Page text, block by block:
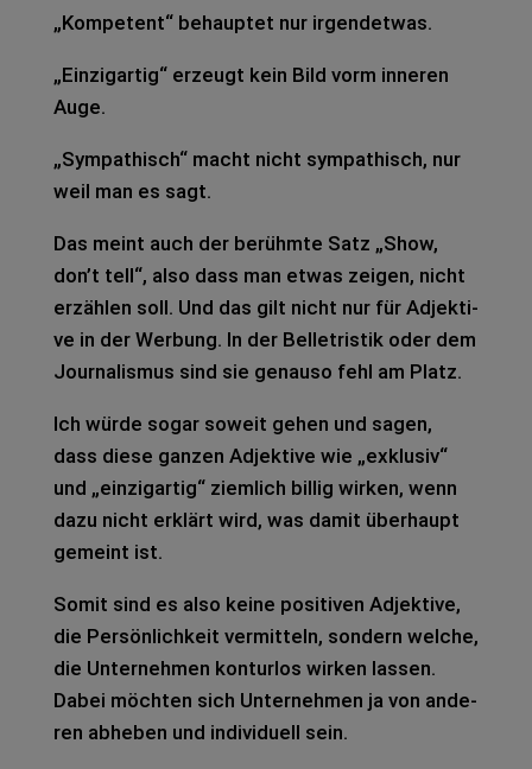
„Kom­pe­tent“ behaup­tet nur irgend­et­was.
„Ein­zig­ar­tig“ erzeugt kein Bild vorm inne­ren
Auge.
„Sym­pa­thisch“ macht nicht sym­pa­thisch, nur
weil man es sagt.
Das meint auch der berühm­te Satz „Show,
don’t tell“, also dass man etwas zei­gen, nicht
erzäh­len soll. Und das gilt nicht nur für Adjek­ti­
ve in der Wer­bung. In der Bel­le­tris­tik oder dem
Jour­na­lis­mus sind sie genau­so fehl am Platz.
Ich würde sogar soweit gehen und sagen,
dass diese gan­zen Adjek­ti­ve wie „exklu­siv“
und „ein­zig­ar­tig“ ziem­lich bil­lig wir­ken, wenn
dazu nicht erklärt wird, was damit über­haupt
gemeint ist.
Somit sind es also keine posi­ti­ven Adjek­ti­ve,
die Per­sön­lich­keit ver­mit­teln, son­dern wel­che,
die Unter­neh­men kon­tur­los wir­ken las­sen.
Dabei möch­ten sich Unter­neh­men ja von ande­
ren abhe­ben und indi­vi­du­ell sein.